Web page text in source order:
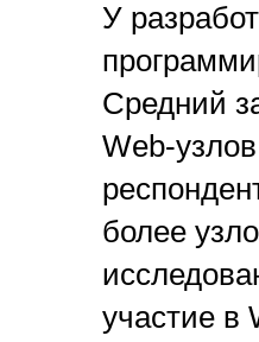
У
Средний
Web-
более
участие в